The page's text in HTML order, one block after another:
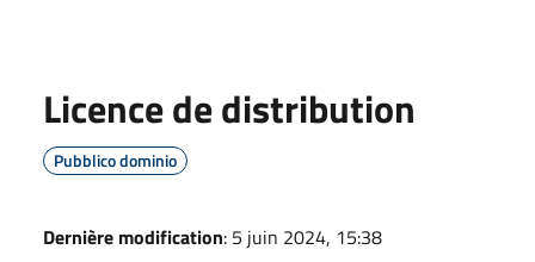
Licence de distribution
Pubblico dominio
Dernière modification: 5 juin 2024, 15:38